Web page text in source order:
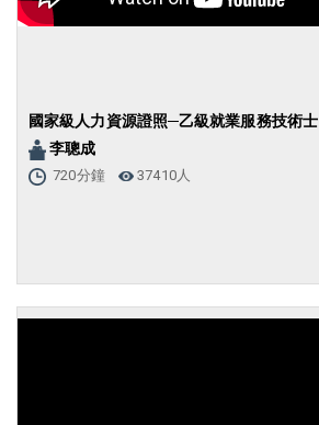
國家級人力資源證照─乙級就業服務技術士
李聰成
720分鐘 37410人